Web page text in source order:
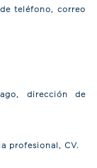
teléfono, correo
dirección de
profesional, CV.